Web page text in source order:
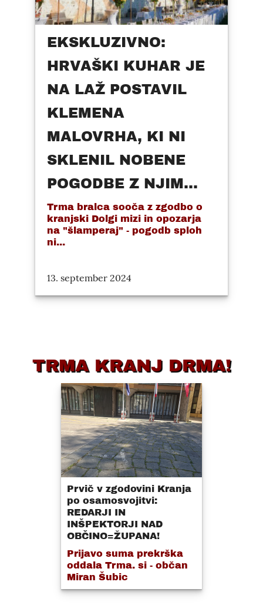
EKSKLUZIVNO:
HRVAŠKI KUHAR JE
NA LAŽ POSTAVIL
KLEMENA
MALOVRHA, KI NI
SKLENIL NOBENE
POGODBE Z NJIM...
Trma bralca sooča z zgodbo o
kranjski Dolgi mizi in opozarja
na "šlamperaj" - pogodb sploh
ni...
13. september 2024
TRMA KRANJ DRMA!
Prvič v zgodovini Kranja
po osamosvojitvi:
REDARJI IN
INŠPEKTORJI NAD
OBČINO=ŽUPANA!
Prijavo suma prekrška
oddala Trma. si - občan
Miran Šubic